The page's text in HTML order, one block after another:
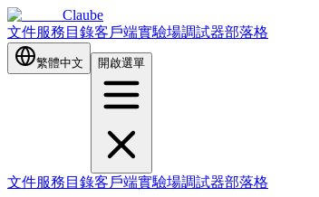
Claube
文件服務目錄客戶端實驗場調試器部落格
繁體中文 開啟選單
文件服務目錄客戶端實驗場調試器部落格